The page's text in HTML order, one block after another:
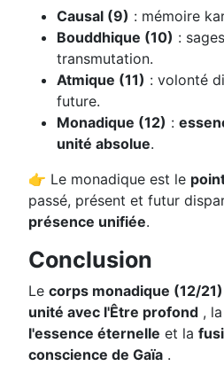
Causal (9) : mémoire
Bouddhique (10) :
transmutation.
Atmique (11) : volonté
future.
Monadique (12) :
unité absolue.
👉 Le monadique est le
passé, présent et futur
présence unifiée.
Conclusion
Le corps monadique (12/21)
unité avec l'Être profond , la
l'essence éternelle et la
conscience de Gaïa .